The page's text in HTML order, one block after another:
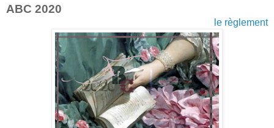
ABC 2020
le règlement